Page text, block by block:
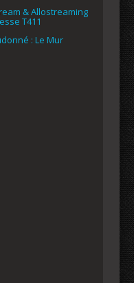
& Allostreaming
T411
: Le Mur